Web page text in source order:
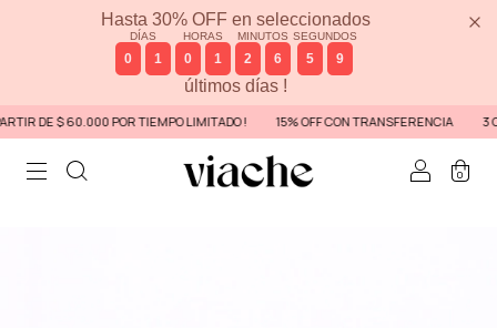
Hasta 30% OFF en seleccionados
DÍAS
0 1
HORAS
0 1
MINUTOS
2 6
SEGUNDOS
5 9
últimos días !
DE $ 60.000 POR TIEMPO LIMITADO ! 15% OFF CON TRANSFERENCIA 3
0